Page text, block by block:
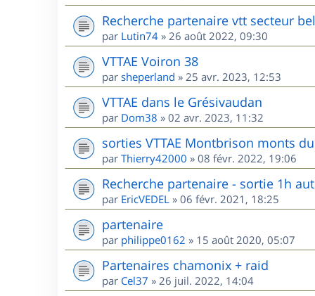
Recherche partenaire vtt secteur
par Lutin74 » 26 août 2022, 09:30
VTTAE Voiron 38
par sheperland » 25 avr. 2023, 12:53
VTTAE dans le Grésivaudan
par Dom38 » 02 avr. 2023, 11:32
sorties VTTAE Montbrison monts du
par Thierry42000 » 08 févr. 2022, 19:06
Recherche partenaire - sortie 1h
par EricVEDEL » 06 févr. 2021, 18:25
partenaire
par philippe0162 » 15 août 2020, 05:07
Partenaires chamonix + raid
par Cel37 » 26 juil. 2022, 14:04